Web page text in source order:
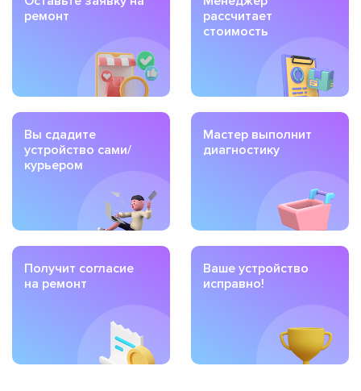
ремонт
рассчитает
стоимость
Вы сдадите
устройство сами/
курьером
Мастер выполнит
диагностику
Получит согласие
на ремонт
Ваше устройство
исправно!